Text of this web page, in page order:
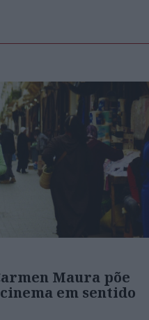
Maura põe
em sentido